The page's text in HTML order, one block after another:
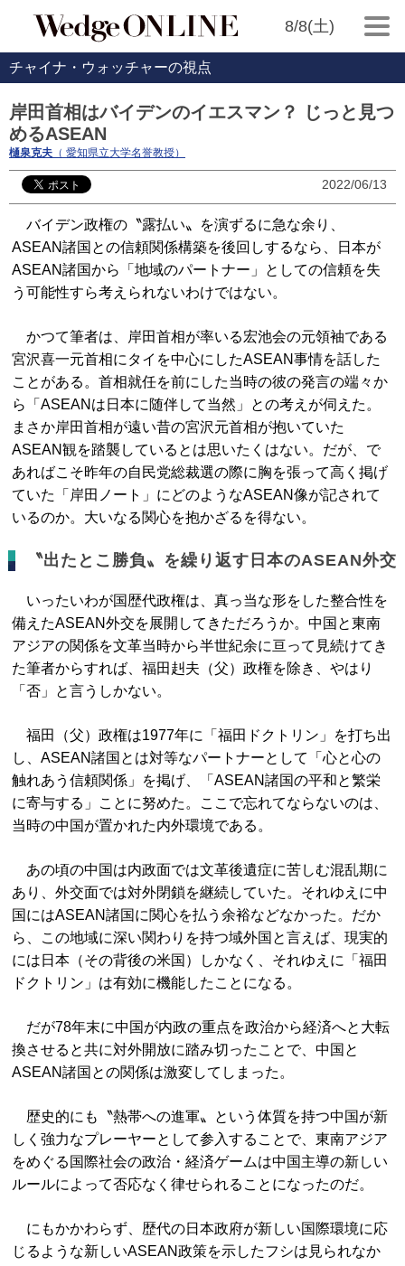
8/8(土)
チャイナ・ウォッチャーの視点
岸田首相はバイデンのイエスマン？ じっと見つ
めるASEAN
樋泉克夫 （ 愛知県立大学名誉教授）
2022/06/13
バイデン政権の〝露払い〟を演ずるに急な余り、
ASEAN諸国との信頼関係構築を後回しするなら、日本が
ASEAN諸国から「地域のパートナー」としての信頼を失
う可能性すら考えられないわけではない。
かつて筆者は、岸田首相が率いる宏池会の元領袖である
宮沢喜一元首相にタイを中心にしたASEAN事情を話した
ことがある。首相就任を前にした当時の彼の発言の端々か
ら「ASEANは日本に随伴して当然」との考えが伺えた。
まさか岸田首相が遠い昔の宮沢元首相が抱いていた
ASEAN観を踏襲しているとは思いたくはない。だが、で
あればこそ昨年の自民党総裁選の際に胸を張って高く掲げ
ていた「岸田ノート」にどのようなASEAN像が記されて
いるのか。大いなる関心を抱かざるを得ない。
〝出たとこ勝負〟を繰り返す日本のASEAN外交
いったいわが国歴代政権は、真っ当な形をした整合性を
備えたASEAN外交を展開してきただろうか。中国と東南
アジアの関係を文革当時から半世紀余に亘って見続けてき
た筆者からすれば、福田赳夫（父）政権を除き、やはり
「否」と言うしかない。
福田（父）政権は1977年に「福田ドクトリン」を打ち出
し、ASEAN諸国とは対等なパートナーとして「心と心の
触れあう信頼関係」を掲げ、「ASEAN諸国の平和と繁栄
に寄与する」ことに努めた。ここで忘れてならないのは、
当時の中国が置かれた内外環境である。
あの頃の中国は内政面では文革後遺症に苦しむ混乱期に
あり、外交面では対外閉鎖を継続していた。それゆえに中
国にはASEAN諸国に関心を払う余裕などなかった。だか
ら、この地域に深い関わりを持つ域外国と言えば、現実的
には日本（その背後の米国）しかなく、それゆえに「福田
ドクトリン」は有効に機能したことになる。
だが78年末に中国が内政の重点を政治から経済へと大転
換させると共に対外開放に踏み切ったことで、中国と
ASEAN諸国との関係は激変してしまった。
歴史的にも〝熱帯への進軍〟という体質を持つ中国が新
しく強力なプレーヤーとして参入することで、東南アジア
をめぐる国際社会の政治・経済ゲームは中国主導の新しい
ルールによって否応なく律せられることになったのだ。
にもかかわらず、歴代の日本政府が新しい国際環境に応
じるような新しいASEAN政策を示したフシは見られなか